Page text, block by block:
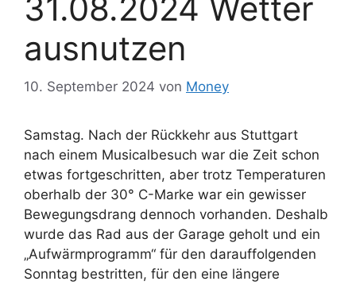
31.08.2024 Wetter
ausnutzen
10. September 2024 von Money
Samstag. Nach der Rückkehr aus Stuttgart
nach einem Musicalbesuch war die Zeit schon
etwas fortgeschritten, aber trotz Temperaturen
oberhalb der 30° C-Marke war ein gewisser
Bewegungsdrang dennoch vorhanden. Deshalb
wurde das Rad aus der Garage geholt und ein
„Aufwärmprogramm“ für den darauffolgenden
Sonntag bestritten, für den eine längere